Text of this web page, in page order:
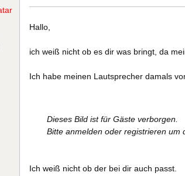
Hallo,
ich weiß nicht ob es dir was bringt, da
Ich habe meinen Lautsprecher damals
Dieses Bild ist für Gäste verborgen.
Bitte anmelden oder registrieren um
Ich weiß nicht ob der bei dir auch passt.